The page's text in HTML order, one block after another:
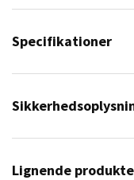
Specifikationer
Lignende